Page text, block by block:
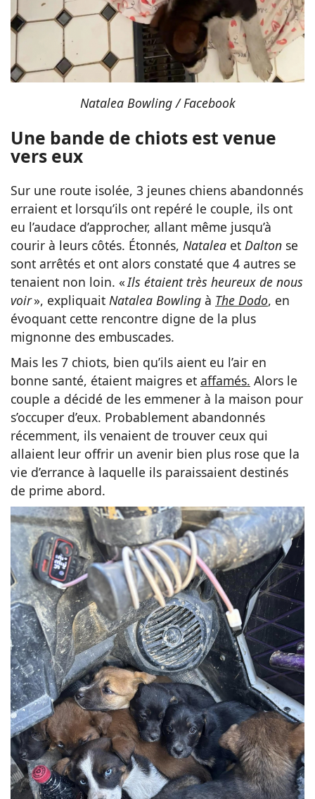
Natalea Bowling / Facebook
Une bande de chiots est venue
vers eux
Sur une route isolée, 3 jeunes chiens abandonnés
erraient et lorsqu’ils ont repéré le couple, ils ont
eu l’audace d’approcher, allant même jusqu’à
courir à leurs côtés. Étonnés, Natalea et Dalton se
sont arrêtés et ont alors constaté que 4 autres se
tenaient non loin. «Ils étaient très heureux de nous
voir», expliquait Natalea Bowling à The Dodo, en
évoquant cette rencontre digne de la plus
mignonne des embuscades.
Mais les 7 chiots, bien qu’ils aient eu l’air en
bonne santé, étaient maigres et affamés. Alors le
couple a décidé de les emmener à la maison pour
s’occuper d’eux. Probablement abandonnés
récemment, ils venaient de trouver ceux qui
allaient leur offrir un avenir bien plus rose que la
vie d’errance à laquelle ils paraissaient destinés
de prime abord.